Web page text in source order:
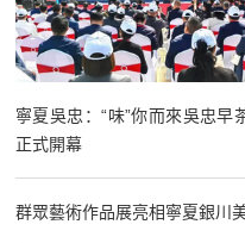
寧夏吳忠：“味”你而來吳忠早
正式開幕
群眾藝術作品展亮相寧夏銀川